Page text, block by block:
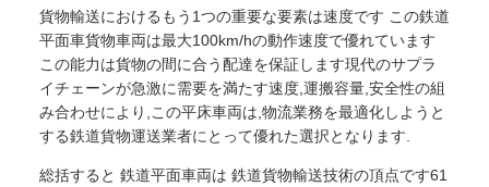
貨物輸送におけるもう1つの重要な要素は速度です この鉄道
平面車貨物車両は最大100km/hの動作速度で優れています
この能力は貨物の間に合う配達を保証します現代のサプラ
イチェーンが急激に需要を満たす速度,運搬容量,安全性の組
み合わせにより,この平床車両は,物流業務を最適化しようと
する鉄道貨物運送業者にとって優れた選択となります.
総括すると 鉄道平面車両は 鉄道貨物輸送技術の頂点です61